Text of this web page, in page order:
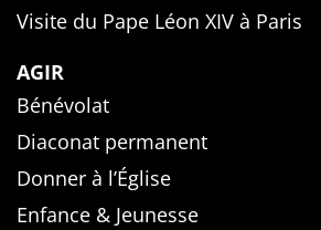
Visite du Pape Léon XIV à Paris
AGIR
Bénévolat
Diaconat permanent
Donner à l’Église
Enfance & Jeunesse